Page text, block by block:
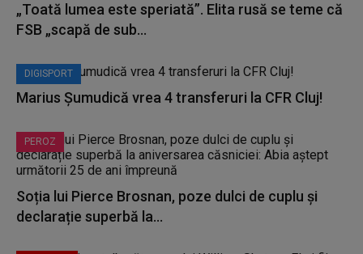
„Toată lumea este speriată”. Elita rusă se teme că
FSB „scapă de sub...
DIGISPORT
Marius Șumudică vrea 4 transferuri la CFR Cluj!
PEROZ
Soția lui Pierce Brosnan, poze dulci de cuplu și
declarație superbă la...